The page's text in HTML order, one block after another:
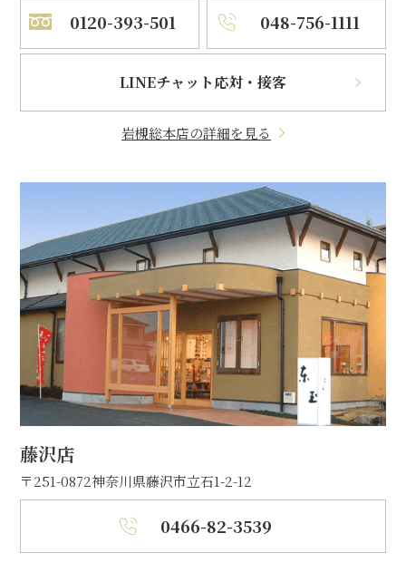
0120-393-501 048-756-1111
LINEチャット応対・接客
岩槻総本店の詳細を見る
藤沢店
〒251-0872神奈川県藤沢市立石1-2-12
0466-82-3539